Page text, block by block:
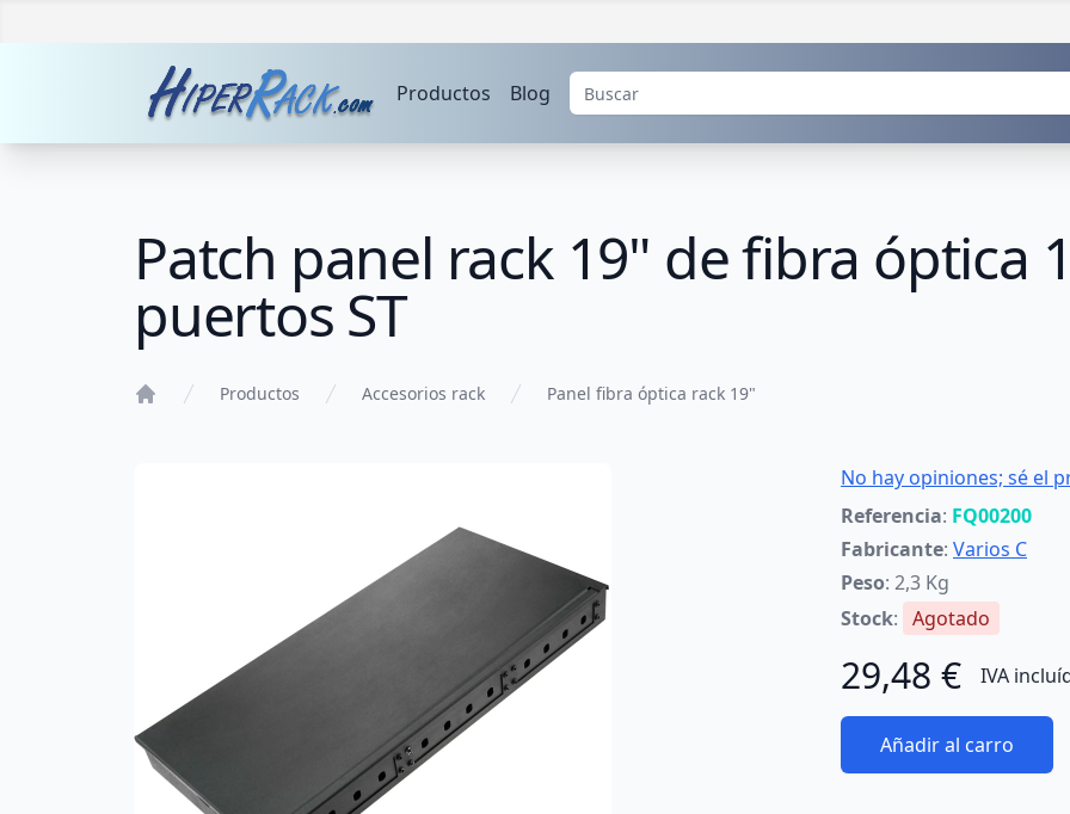
Productos Blog
Patch panel rack 19" de fibra óptica
puertos ST
Productos Accesorios rack Panel fibra óptica rack 19"
No hay opiniones; sé el
Referencia: FQ00200
Fabricante: Varios C
Peso: 2,3 Kg
Stock: Agotado
29,48 € IVA
Añadir al carro